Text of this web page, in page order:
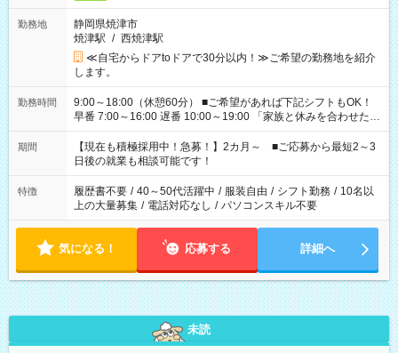
勤務地
静岡県焼津市
焼津駅 / 西焼津駅
≪自宅からドアtoドアで30分以内！≫ご希望の勤務地を紹介
します。
勤務時間
9:00～18:00（休憩60分） ■ご希望があれば下記シフトもOK！
早番 7:00～16:00 遅番 10:00～19:00 「家族と休みを合わせた
い」 「余裕を持って夕飯の準備がしたい」 「できれば残業はし
たくない」 など、ご希望を教えてくださいね。 ※Wワーク希望
の方へ 今ご覧のお仕事で希望する勤務時間と、もう1つのお仕事
の勤務時間。 合計で週40時間を超える場合は応募できません。
期間
【現在も積極採用中！急募！】2カ月～ ■ご応募から最短2～3
日後の就業も相談可能です！
特徴 履歴書不要 / 40～50代活躍中 / 服装自由 / シフト勤務 / 10名以
上の大量募集 / 電話対応なし / パソコンスキル不要
気になる！ 応募する 詳細へ
未読